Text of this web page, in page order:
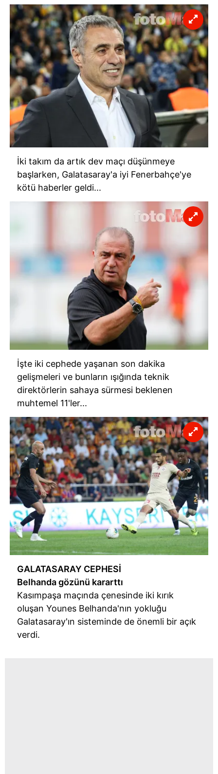
İki takım da artık dev maçı düşünmeye
başlarken, Galatasaray'a iyi Fenerbahçe'ye
kötü haberler geldi...
İşte iki cephede yaşanan son dakika
gelişmeleri ve bunların ışığında teknik
direktörlerin sahaya sürmesi beklenen
muhtemel 11'ler...
GALATASARAY CEPHESİ
Belhanda gözünü kararttı
Kasımpaşa maçında çenesinde iki kırık
oluşan Younes Belhanda'nın yokluğu
Galatasaray'ın sisteminde de önemli bir açık
verdi.